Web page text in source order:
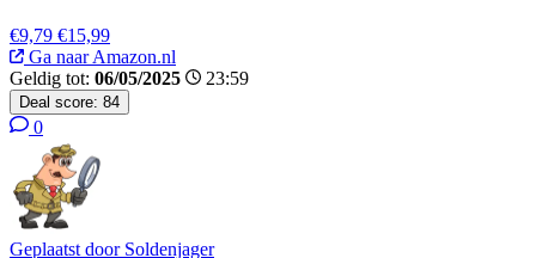
€9,79 €15,99
Ga naar Amazon.nl
Geldig tot: 06/05/2025 23:59
Deal score: 84
0
Geplaatst door Soldenjager